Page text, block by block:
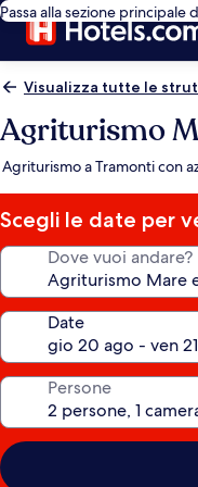
Passa alla sezione principale
Visualizza tutte le
Agriturismo
Agriturismo a Tramonti con
Scegli le date per
Dove vuoi andare?
Date
Persone